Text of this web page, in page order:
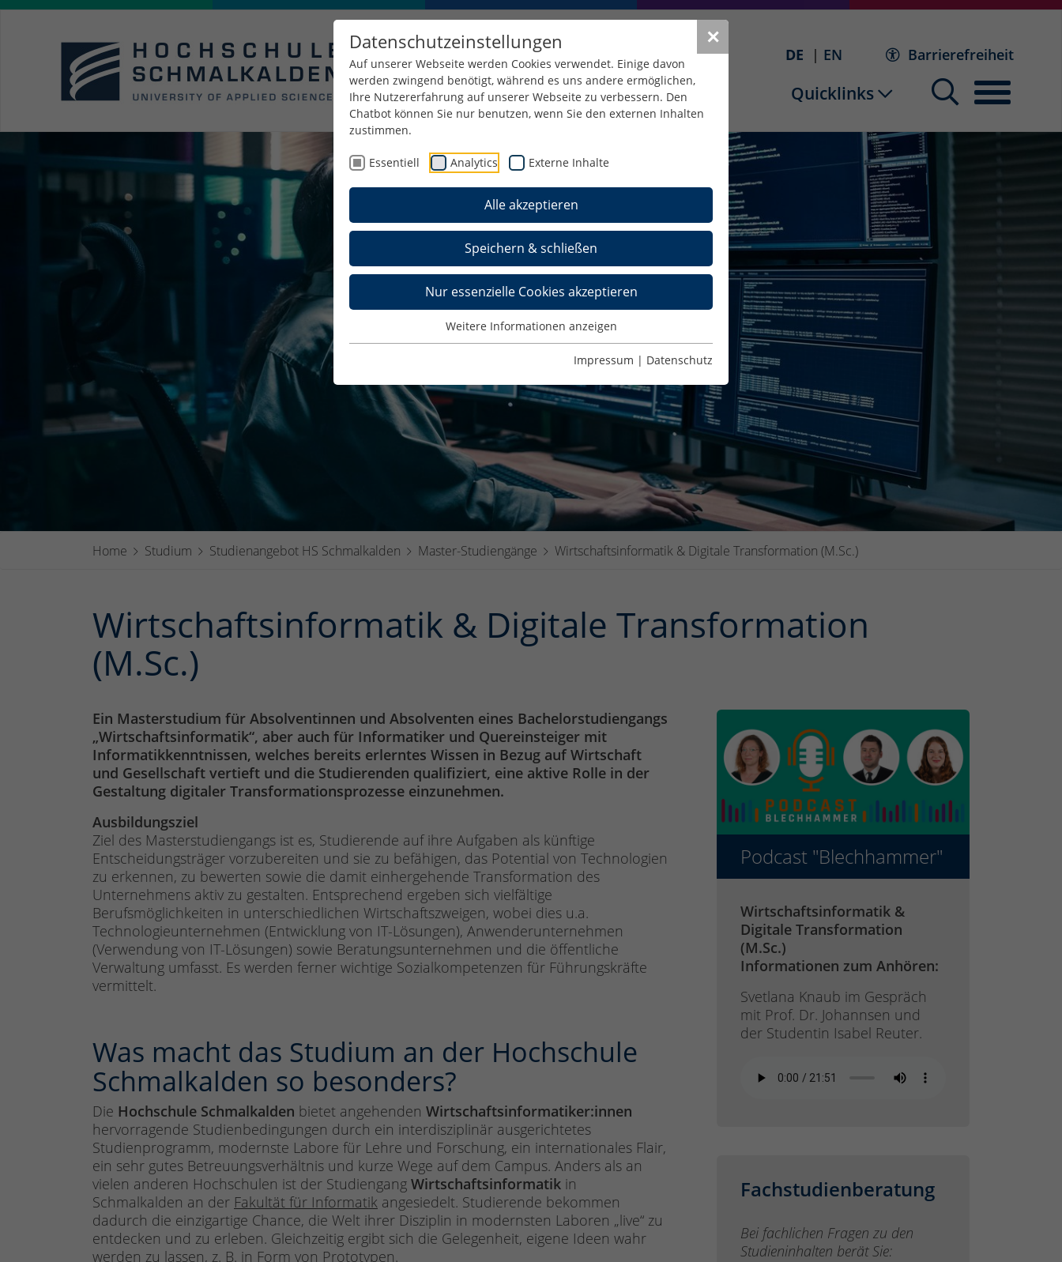
✕
Datenschutzeinstellungen
Auf unserer Webseite werden Cookies verwendet. Einige davon
werden zwingend benötigt, während es uns andere ermöglichen,
Ihre Nutzererfahrung auf unserer Webseite zu verbessern. Den
Chatbot können Sie nur benutzen, wenn Sie den externen Inhalten
zustimmen.
Essentiell Analytics Externe Inhalte
Alle akzeptieren
Speichern & schließen
Nur essenzielle Cookies akzeptieren
Weitere Informationen anzeigen
Impressum | Datenschutz
DE EN Barrierefreiheit
Quicklinks
Home Studium Studienangebot HS Schmalkalden Master-Studiengänge Wirtschaftsinformatik & Digitale Transformation (M.Sc.)
Wirtschaftsinformatik & Digitale Transformation
(M.Sc.)
Ein Masterstudium für Absolventinnen und Absolventen eines Bachelorstudiengangs
„Wirtschaftsinformatik“, aber auch für Informatiker und Quereinsteiger mit
Informatikkenntnissen, welches bereits erlerntes Wissen in Bezug auf Wirtschaft
und Gesellschaft vertieft und die Studierenden qualifiziert, eine aktive Rolle in der
Gestaltung digitaler Transformationsprozesse einzunehmen.
Ausbildungsziel
Ziel des Masterstudiengangs ist es, Studierende auf ihre Aufgaben als künftige
Entscheidungsträger vorzubereiten und sie zu befähigen, das Potential von Technologien
zu erkennen, zu bewerten sowie die damit einhergehende Transformation des
Unternehmens aktiv zu gestalten. Entsprechend ergeben sich vielfältige
Berufsmöglichkeiten in unterschiedlichen Wirtschaftszweigen, wobei dies u.a.
Technologieunternehmen (Entwicklung von IT-Lösungen), Anwenderunternehmen
(Verwendung von IT-Lösungen) sowie Beratungsunternehmen und die öffentliche
Verwaltung umfasst. Es werden ferner wichtige Sozialkompetenzen für Führungskräfte
vermittelt.
Was macht das Studium an der Hochschule
Schmalkalden so besonders?
Die Hochschule Schmalkalden bietet angehenden Wirtschaftsinformatiker:innen
hervorragende Studienbedingungen durch ein interdisziplinär ausgerichtetes
Studienprogramm, modernste Labore für Lehre und Forschung, ein internationales Flair,
ein sehr gutes Betreuungsverhältnis und kurze Wege auf dem Campus. Anders als an
vielen anderen Hochschulen ist der Studiengang Wirtschaftsinformatik in
Schmalkalden an der Fakultät für Informatik angesiedelt. Studierende bekommen
dadurch die einzigartige Chance, die Welt ihrer Disziplin in modernsten Laboren „live“ zu
entdecken und zu erleben. Gleichzeitig ergibt sich die Gelegenheit, eigene Ideen wahr
werden zu lassen, z. B. in Form von Prototypen.
Podcast "Blechhammer"
Wirtschaftsinformatik &
Digitale Transformation
(M.Sc.)
Informationen zum Anhören:
Svetlana Knaub im Gespräch
mit Prof. Dr. Johannsen und
der Studentin Isabel Reuter.
Fachstudienberatung
Bei fachlichen Fragen zu den
Studieninhalten berät Sie: